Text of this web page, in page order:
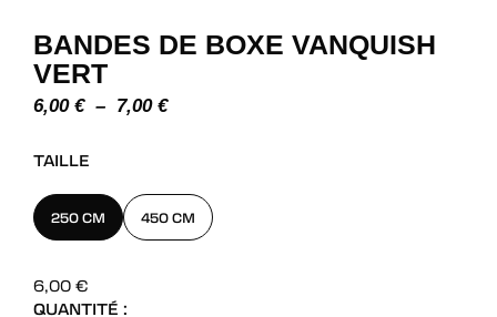
BANDES DE BOXE VANQUISH
VERT
6,00 € – 7,00 €PLAGE
7,00 €
TAILLE
250 CM 450 CM
6,00 €
QUANTITÉ :